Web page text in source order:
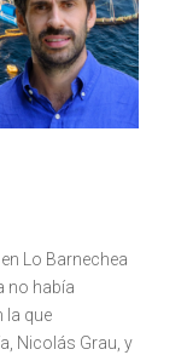
Lo Barnechea
no había
la que
Nicolás Grau, y